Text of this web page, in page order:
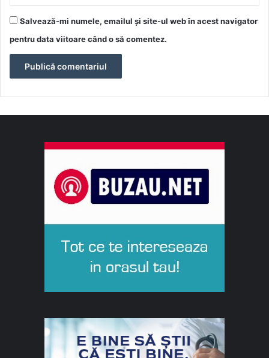
Salvează-mi numele, emailul și site-ul web în acest navigator
pentru data viitoare când o să comentez.